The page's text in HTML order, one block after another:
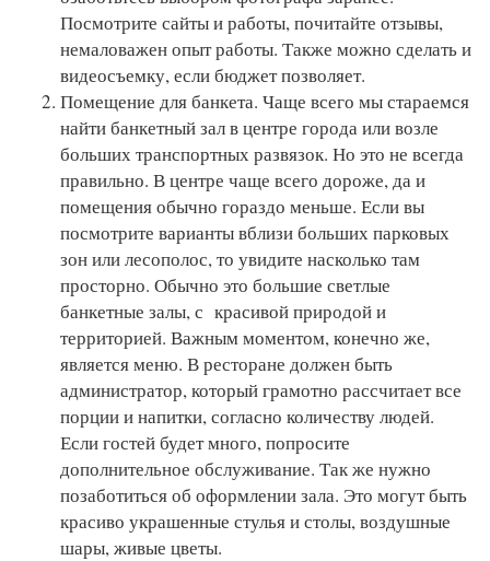
Посмотрите сайты и работы, почитайте отзывы,
немаловажен опыт работы. Также можно сделать и
видеосъемку, если бюджет позволяет.
Помещение для банкета. Чаще всего мы стараемся
найти банкетный зал в центре города или возле
больших транспортных развязок. Но это не всегда
правильно. В центре чаще всего дороже, да и
помещения обычно гораздо меньше. Если вы
посмотрите варианты вблизи больших парковых
зон или лесополос, то увидите насколько там
просторно. Обычно это большие светлые
банкетные залы, с красивой природой и
территорией. Важным моментом, конечно же,
является меню. В ресторане должен быть
администратор, который грамотно рассчитает все
порции и напитки, согласно количеству людей.
Если гостей будет много, попросите
дополнительное обслуживание. Так же нужно
позаботиться об оформлении зала. Это могут быть
красиво украшенные стулья и столы, воздушные
шары, живые цветы.